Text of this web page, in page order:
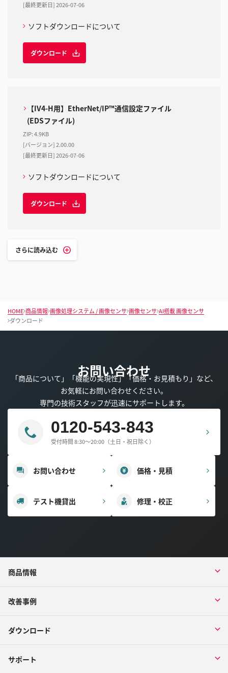
[最終更新日] 2026-07-06
ソフトダウンロードについて
ダウンロード
【IV4-H用】EtherNet/IP™通信設定ファイル
(EDSファイル)
ZIP:4.9KB
[バージョン] 2.00.00
[最終更新日] 2026-07-06
ソフトダウンロードについて
ダウンロード
さらに読み込む
HOME 商品情報 画像処理システム / 画像センサ 画像センサ AI搭載 画像センサ
ダウンロード
お問い合わせ
「商品について」「機能の実現性」「価格・お見積もり」など、
お気軽にお問い合わせください。
専門の技術スタッフが迅速にサポートします。
0120-543-843
受付時間 8:30～20:00（土日・祝日除く）
お問い合わせ 価格・見積
テスト機貸出 修理・校正
商品情報
改善事例
ダウンロード
サポート